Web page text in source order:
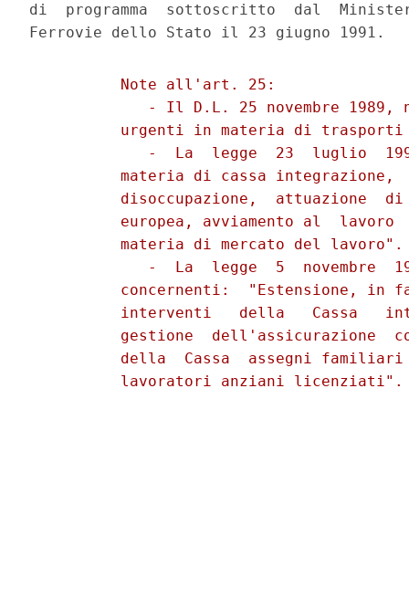
di  programma  sottoscritto  dal
          Note all'art. 25:
- Il D.L. 25 novembre 1989,
urgenti in materia di
-  La  legge  23  luglio
materia di cassa integrazione,
disoccupazione,  attuazione
europea, avviamento al  lavoro
          materia di mercato del lavoro".
-  La  legge  5  novembre
concernenti:  "Estensione, in
interventi   della   Cassa
gestione  dell'assicurazione
della  Cassa  assegni